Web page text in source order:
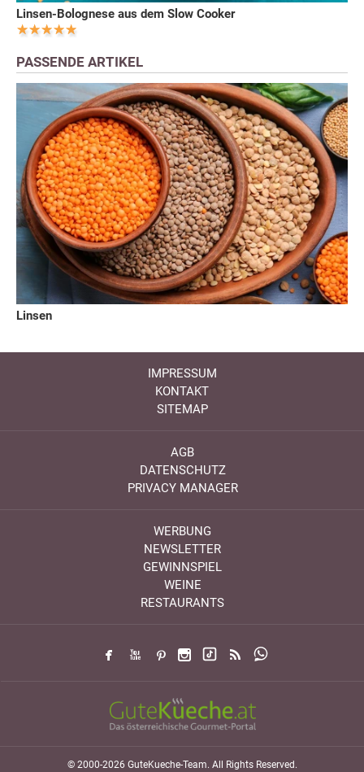
Linsen-Bolognese aus dem Slow Cooker
PASSENDE ARTIKEL
Linsen
IMPRESSUM
KONTAKT
SITEMAP
AGB
DATENSCHUTZ
PRIVACY MANAGER
WERBUNG
NEWSLETTER
GEWINNSPIEL
WEINE
RESTAURANTS
© 2000-2026 GuteKueche-Team. All Rights Reserved.